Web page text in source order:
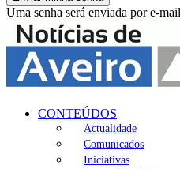
Uma senha será enviada por e-
CONTEÚDOS
Actualidade
Comunicados
Iniciativas